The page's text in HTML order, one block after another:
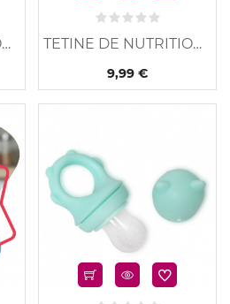
TETINE DE NUTRITION... TETINE DE NUTRITION...
9,99 €